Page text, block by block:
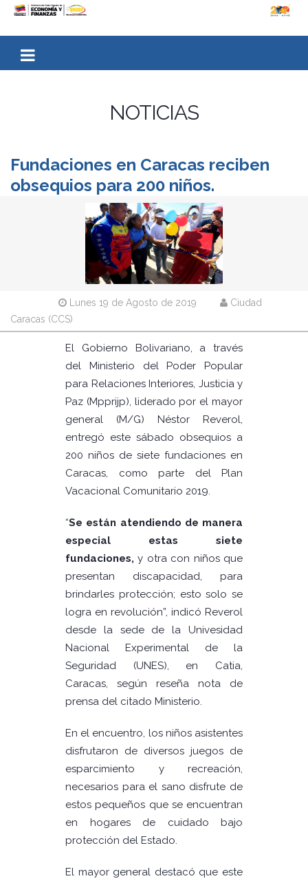
NOTICIAS
Fundaciones en Caracas reciben
obsequios para 200 niños.
Lunes 19 de Agosto de 2019
Ciudad
Caracas (CCS)
El Gobierno Bolivariano, a través
del Ministerio del Poder Popular
para Relaciones Interiores, Justicia y
Paz (Mpprijp), liderado por el mayor
general (M/G) Néstor Reverol,
entregó este sábado obsequios a
200 niños de siete fundaciones en
Caracas, como parte del Plan
Vacacional Comunitario 2019.
“Se están atendiendo de manera
especial estas siete
fundaciones, y otra con niños que
presentan discapacidad, para
brindarles protección; esto solo se
logra en revolución”, indicó Reverol
desde la sede de la Univesidad
Nacional Experimental de la
Seguridad (UNES), en Catia,
Caracas, según reseña nota de
prensa del citado Ministerio.
En el encuentro, los niños asistentes
disfrutaron de diversos juegos de
esparcimiento y recreación,
necesarios para el sano disfrute de
estos pequeños que se encuentran
en hogares de cuidado bajo
protección del Estado.
El mayor general destacó que este